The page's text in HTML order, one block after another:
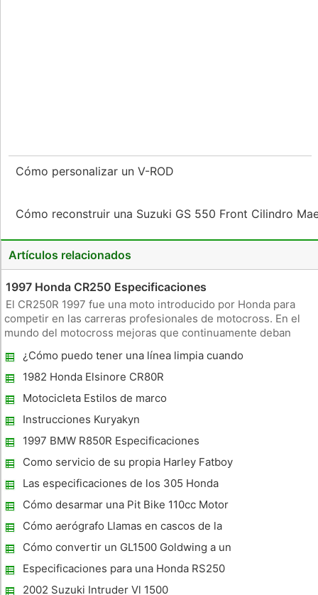
Cómo personalizar un V-ROD
Cómo reconstruir una Suzuki GS 550 Front Cilindro
Artículos relacionados
1997 Honda CR250 Especificaciones
El CR250R 1997 fue una moto introducido por Honda para
competir en las carreras profesionales de motocross. En el
mundo del motocross mejoras que continuamente deban
trajo muchas mejoras de vanguardia que permitieron sus
pilotos una ventaja
¿Cómo puedo tener una línea limpia cuando
toca la pintura en una motocicleta y con
cinta adhesiva?
1982 Honda Elsinore CR80R
Especificaciones
Motocicleta Estilos de marco
Instrucciones Kuryakyn
1997 BMW R850R Especificaciones
Como servicio de su propia Harley Fatboy
Las especificaciones de los 305 Honda
Dream
Cómo desarmar una Pit Bike 110cc Motor
Cómo aerógrafo Llamas en cascos de la
motocicleta
Cómo convertir un GL1500 Goldwing a un
USB
Especificaciones para una Honda RS250
2002 Suzuki Intruder Vl 1500